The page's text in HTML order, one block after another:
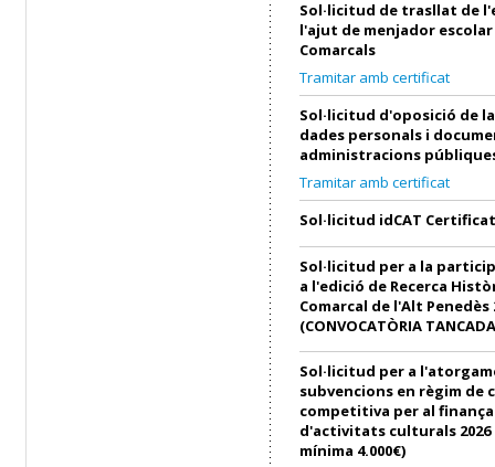
Sol·licitud de trasllat de
l'ajut de menjador
Comarcals
Tramitar amb certificat
Sol·licitud d'oposició de
dades personals i
administracions
Tramitar amb certificat
Sol·licitud idCAT Certificat
Sol·licitud per a la
a l'edició de Recerca
Comarcal de l'Alt Penedès
(CONVOCATÒRIA
Sol·licitud per a
subvencions en règim de
competitiva per al
d'activitats culturals 2026
mínima 4.000€)